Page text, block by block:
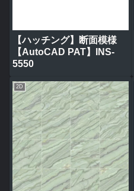
【ハッチング】断面模様
【AutoCAD PAT】INS-
5550
2D